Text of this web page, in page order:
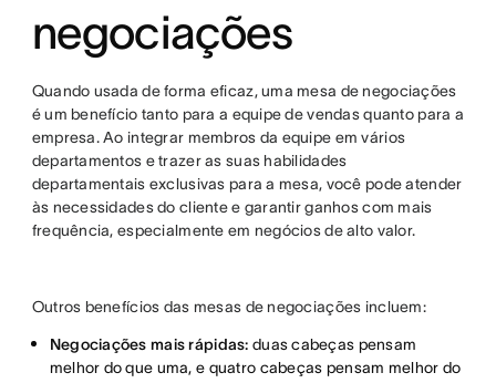
negociações
Quando usada de forma eficaz, uma mesa de negociações
é um benefício tanto para a equipe de vendas quanto para a
empresa. Ao integrar membros da equipe em vários
departamentos e trazer as suas habilidades
departamentais exclusivas para a mesa, você pode atender
às necessidades do cliente e garantir ganhos com mais
frequência, especialmente em negócios de alto valor.
Outros benefícios das mesas de negociações incluem:
Negociações mais rápidas: duas cabeças pensam
melhor do que uma, e quatro cabeças pensam melhor do